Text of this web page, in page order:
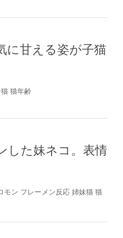
に甘える姿が子猫
猫年齢
した妹ネコ。表情
モン フレーメン反応 姉妹猫 猫